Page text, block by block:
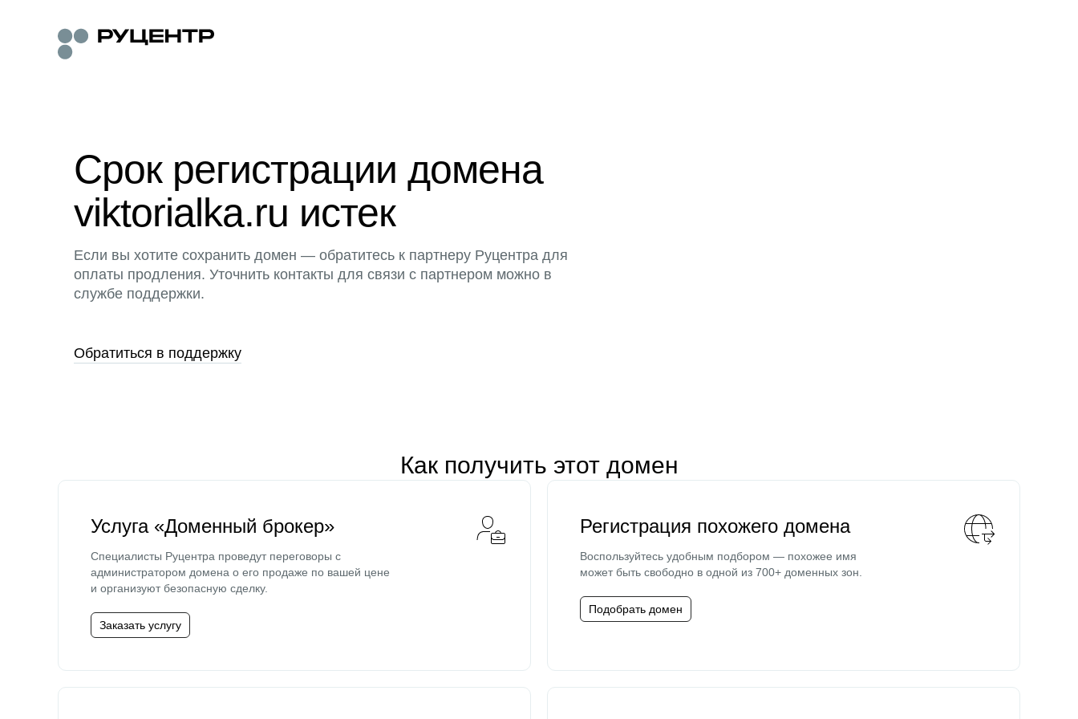
Срок регистрации домена
viktorialka.ru истек
Если вы хотите сохранить домен — обратитесь к партнеру Руцентра для
оплаты продления. Уточнить контакты для связи с партнером можно в
службе поддержки.
Обратиться в поддержку
Как получить этот домен
Услуга «Доменный брокер»
Специалисты Руцентра проведут переговоры с
администратором домена о его продаже по вашей цене
и организуют безопасную сделку.
Заказать услугу
Регистрация похожего домена
Воспользуйтесь удобным подбором — похожее имя
может быть свободно в одной из 700+ доменных зон.
Подобрать домен